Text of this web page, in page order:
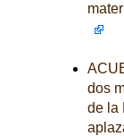
dos
de la